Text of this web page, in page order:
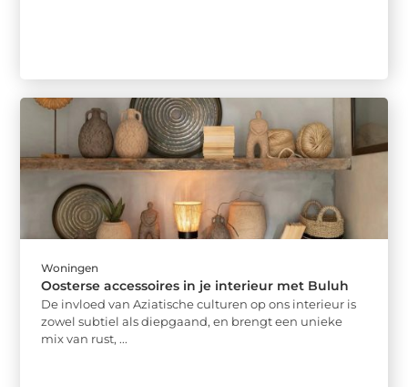
Woningen
Oosterse accessoires in je interieur met Buluh
De invloed van Aziatische culturen op ons interieur is
zowel subtiel als diepgaand, en brengt een unieke
mix van rust, ...